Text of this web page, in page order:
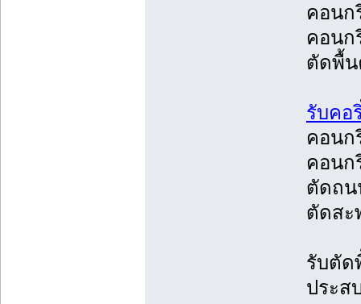
คอนก
คอนก
ตัดพื้น
รับคอ
คอนก
คอนก
ตัดถน
ตัดสะ
รับตัด
ประส